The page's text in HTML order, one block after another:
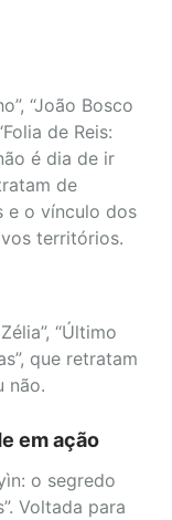
“João Bosco
de Reis:
é dia de ir
de
e o vínculo dos
territórios.
“Último
que retratam
não.
em ação
o segredo
Voltada para